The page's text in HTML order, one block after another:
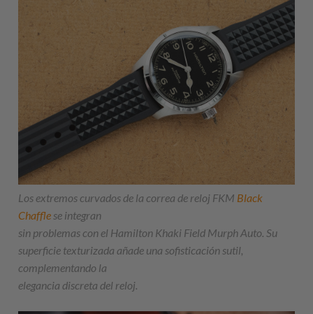
Los extremos curvados de la correa de reloj FKM Black
Chaffle se integran
sin problemas con el Hamilton Khaki Field Murph Auto. Su
superficie texturizada añade una sofisticación sutil,
complementando la
elegancia discreta del reloj.